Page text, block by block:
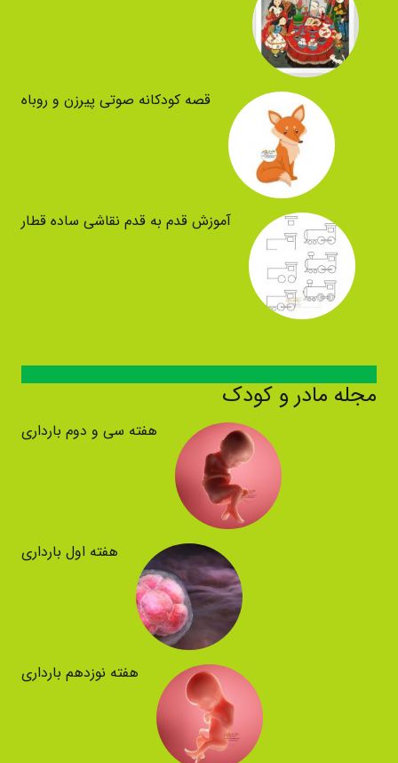
قصه کودکانه صوتی پیرزن و روباه
آموزش قدم به قدم نقاشی ساده قطار
مجله مادر و کودک
هفته سی و دوم بارداری
هفته اول بارداری
هفته نوزدهم بارداری